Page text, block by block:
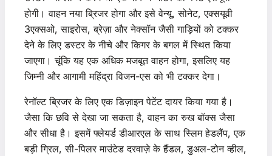
होगी। वाहन नया ब्रिजर होगा और इसे वेन्यू, सोनेट, एक्सयूवी
3एक्सओ, साइरोस, ब्रेज़ा और नेक्सॉन जैसी गाड़ियों को टक्कर
देने के लिए डस्टर के नीचे और किगर के बगल में स्थित किया
जाएगा। चूंकि यह एक अधिक मजबूत वाहन होगा, इसलिए यह
जिम्नी और आगामी महिंद्रा विजन-एस को भी टक्कर देगा।
रेनॉल्ट ब्रिजर के लिए एक डिज़ाइन पेटेंट दायर किया गया है।
जैसा कि छवि से देखा जा सकता है, वाहन का रुख बॉक्स जैसा
और सीधा है। इसमें फ्लेयर्ड डीआरएल के साथ स्लिम हेडलैंप, एक
बड़ी ग्रिल, सी-पिलर माउंटेड दरवाज़े के हैंडल, डुअल-टोन व्हील,